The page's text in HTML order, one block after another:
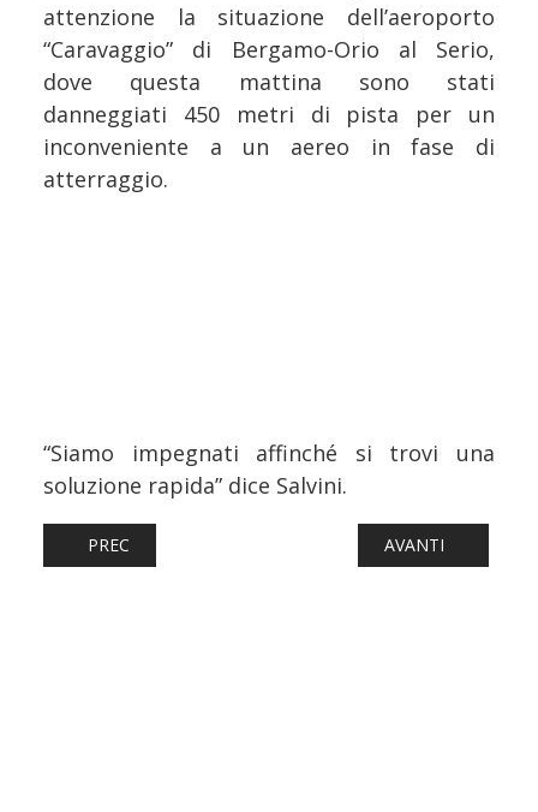
attenzione la situazione dell’aeroporto
“Caravaggio” di Bergamo-Orio al Serio,
dove questa mattina sono stati
danneggiati 450 metri di pista per un
inconveniente a un aereo in fase di
atterraggio.
“Siamo impegnati affinché si trovi una
soluzione rapida” dice Salvini.
ARTICOLO PRECEDENTE: TRASPORTI: AUTO, 121.666
PREC ARTICOLO
AVANTI